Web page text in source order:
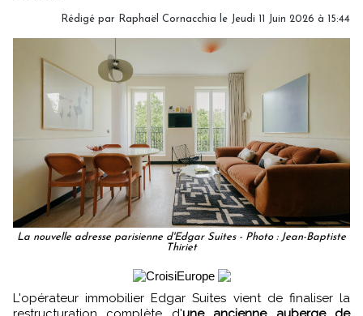
Rédigé par Raphaël Cornacchia le Jeudi 11 Juin 2026 à 15:44
La nouvelle adresse parisienne d'Edgar Suites - Photo : Jean-Baptiste
Thiriet
L'opérateur immobilier Edgar Suites vient de finaliser la